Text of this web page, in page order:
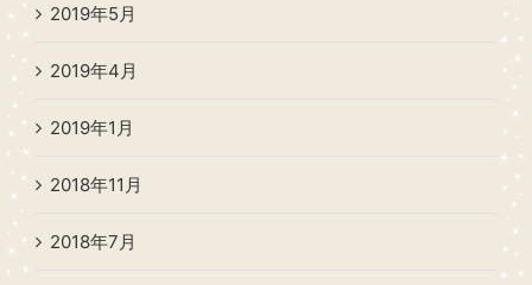
2019年5月
2019年4月
2019年1月
2018年11月
2018年7月